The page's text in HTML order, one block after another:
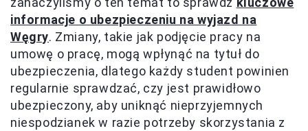
informacje o ubezpieczeniu na wyjazd na
Węgry. Zmiany, takie jak podjęcie pracy na
umowę o pracę, mogą wpłynąć na tytuł do
ubezpieczenia, dlatego każdy student powinien
regularnie sprawdzać, czy jest prawidłowo
ubezpieczony, aby uniknąć nieprzyjemnych
niespodzianek w razie potrzeby skorzystania z